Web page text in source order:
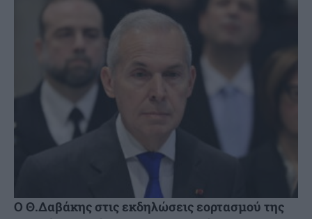
Ο Θ.Δαβάκης στις εκδηλώσεις εορτασμού της